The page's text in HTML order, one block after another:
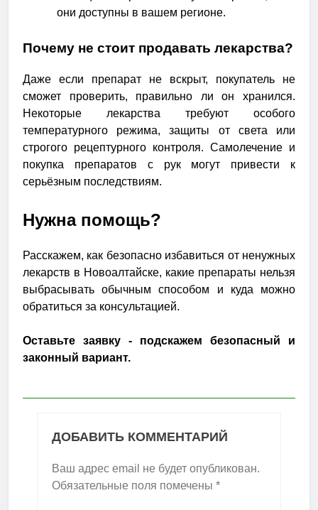
они доступны в вашем регионе.
Почему не стоит продавать лекарства?
Даже если препарат не вскрыт, покупатель не
сможет проверить, правильно ли он хранился.
Некоторые лекарства требуют особого
температурного режима, защиты от света или
строгого рецептурного контроля. Самолечение и
покупка препаратов с рук могут привести к
серьёзным последствиям.
Нужна помощь?
Расскажем, как безопасно избавиться от ненужных
лекарств в Новоалтайске, какие препараты нельзя
выбрасывать обычным способом и куда можно
обратиться за консультацией.
Оставьте заявку - подскажем безопасный и
законный вариант.
ДОБАВИТЬ КОММЕНТАРИЙ
Ваш адрес email не будет опубликован.
Обязательные поля помечены *